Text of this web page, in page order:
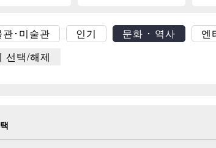
관･미술관 인기 문화 ･ 역사 엔
선택/해제